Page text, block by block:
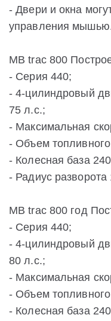
- Двери и окна
управления
MB trac 800
- Серия 440;
- 4-цилиндровый
75 л.с.;
- Максимальная
- Объем
- Колесная база
- Радиус разворота
MB trac 800 год
- Серия 440;
- 4-цилиндровый
80 л.с.;
- Максимальная
- Объем
- Колесная база